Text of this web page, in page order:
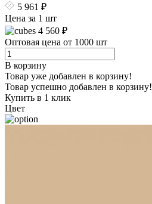
5 961 ₽
Цена за 1 шт
4 560 ₽
Оптовая цена от 1000 шт
В корзину
Товар уже добавлен в корзину!
Товар успешно добавлен в корзину!
Купить в 1 клик
Цвет